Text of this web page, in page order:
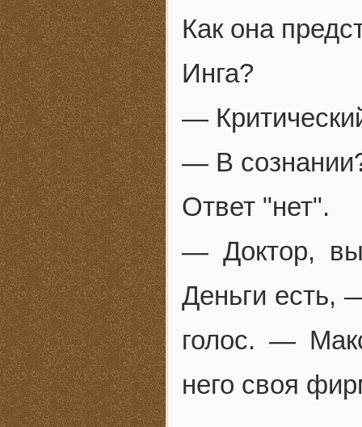
Как она
Инга?
—
— В
Ответ "нет".
— Доктор,
Деньги есть,
голос. —
него своя